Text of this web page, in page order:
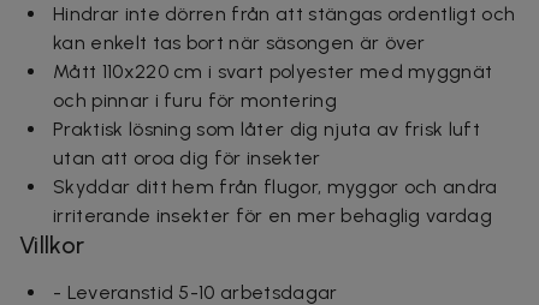
Hindrar inte dörren från att stängas ordentligt och
kan enkelt tas bort när säsongen är över
Mått 110x220 cm i svart polyester med myggnät
och pinnar i furu för montering
Praktisk lösning som låter dig njuta av frisk luft
utan att oroa dig för insekter
Skyddar ditt hem från flugor, myggor och andra
irriterande insekter för en mer behaglig vardag
Villkor
- Leveranstid 5-10 arbetsdagar